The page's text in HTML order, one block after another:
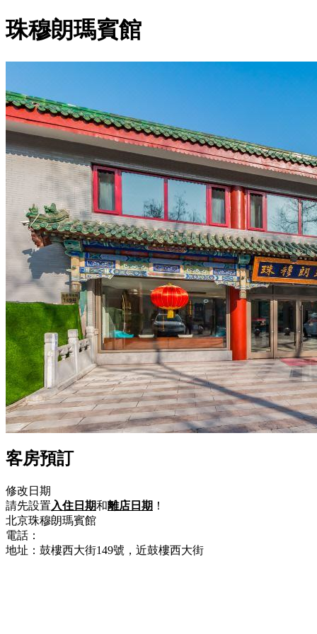
珠穆朗瑪賓館
客房預訂
修改日期
請先設置 入住日期和離店日期 ！
北京珠穆朗瑪賓館
電話：
地址：鼓樓西大街149號，近鼓樓西大街